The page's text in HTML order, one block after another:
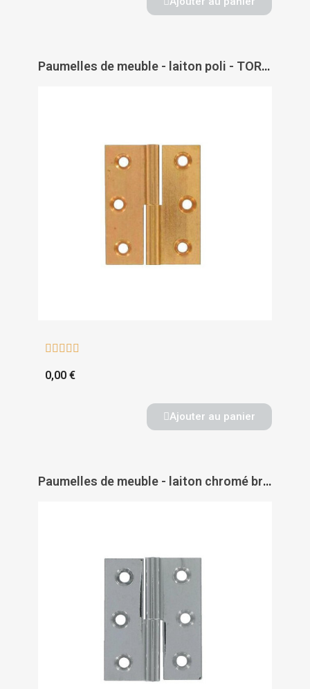
Paumelles de meuble - laiton poli - TORBEL
    
0,00 €
Ajouter au panier
Paumelles de meuble - laiton chromé brillant - TORBEL